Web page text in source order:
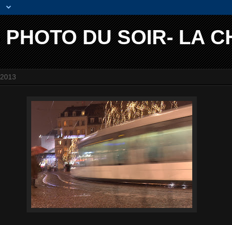
PHOTO DU SOIR- LA